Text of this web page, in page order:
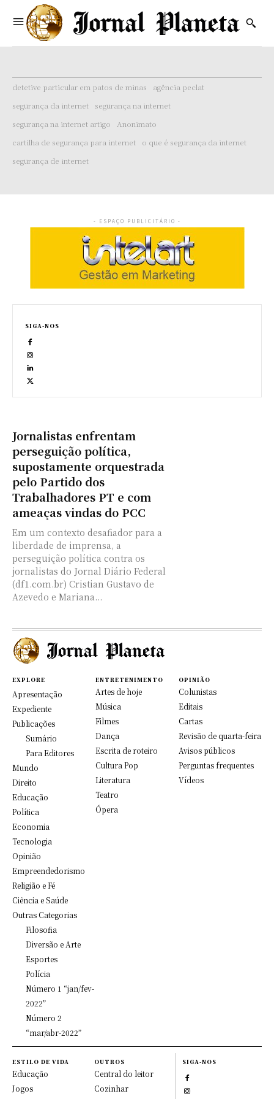
detetive particular em patos de minas
agência peclat
segurança da internet
segurança na internet
segurança na internet artigo
Anonimato
cartilha de segurança para internet
o que é segurança da internet
segurança de internet
Jornalistas enfrentam
perseguição política,
supostamente orquestrada
pelo Partido dos
Trabalhadores PT e com
ameaças vindas do PCC
Em um contexto desafiador para a
liberdade de imprensa, a
perseguição política contra os
jornalistas do Jornal Diário Federal
(df1.com.br) Cristian Gustavo de
Azevedo e Mariana...
- ESPAÇO PUBLICITÁRIO -
SIGA-NOS
EXPLORE
Apresentação
Expediente
Publicações
Sumário
Para Editores
Mundo
Direito
Educação
Política
Economia
Tecnologia
Opinião
Empreendedorismo
Religião e Fé
Ciência e Saúde
Outras Categorias
Filosofia
Diversão e Arte
Esportes
Polícia
Número 1 “jan/fev-
2022”
Número 2
“mar/abr-2022”
ENTRETENIMENTO
Artes de hoje
Música
Filmes
Dança
Escrita de roteiro
Cultura Pop
Literatura
Teatro
Ópera
OPINIÃO
Colunistas
Editais
Cartas
Revisão de quarta-feira
Avisos públicos
Perguntas frequentes
Vídeos
ESTILO DE VIDA
Educação
Jogos
OUTROS
Central do leitor
Cozinhar
SIGA-NOS